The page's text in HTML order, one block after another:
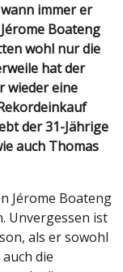
Boateng
wohl nur die
hat der
wieder eine
der 31-Jährige
auch Thomas
Jérome Boateng
Unvergessen ist
als er sowohl
die